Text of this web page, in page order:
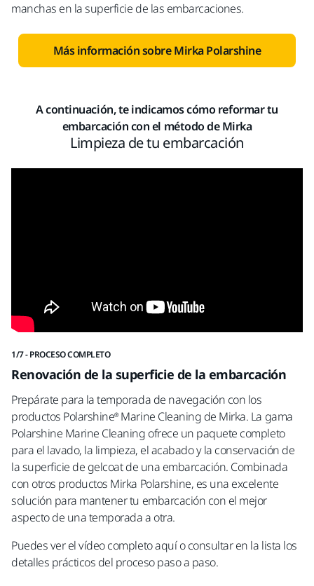
manchas en la superficie de las embarcaciones.
Más información sobre Mirka Polarshine
A continuación, te indicamos cómo reformar tu
embarcación con el método de Mirka
Limpieza de tu embarcación
1/7 - PROCESO COMPLETO
Renovación de la superficie de la embarcación
Prepárate para la temporada de navegación con los
productos Polarshine® Marine Cleaning de Mirka. La gama
Polarshine Marine Cleaning ofrece un paquete completo
para el lavado, la limpieza, el acabado y la conservación de
la superficie de gelcoat de una embarcación. Combinada
con otros productos Mirka Polarshine, es una excelente
solución para mantener tu embarcación con el mejor
aspecto de una temporada a otra.
Puedes ver el vídeo completo aquí o consultar en la lista los
detalles prácticos del proceso paso a paso.